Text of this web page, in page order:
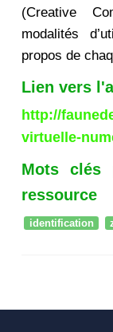
(Creative
modalités
propos de
Lien vers
http://
virtuelle-
Mots clés
ressource
identification